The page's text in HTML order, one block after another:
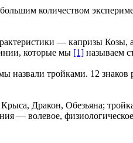
количеством
— капризы
которые мы [1] называем
назвали тройками. 12
Дракон, Обезьяна;
— волевое,